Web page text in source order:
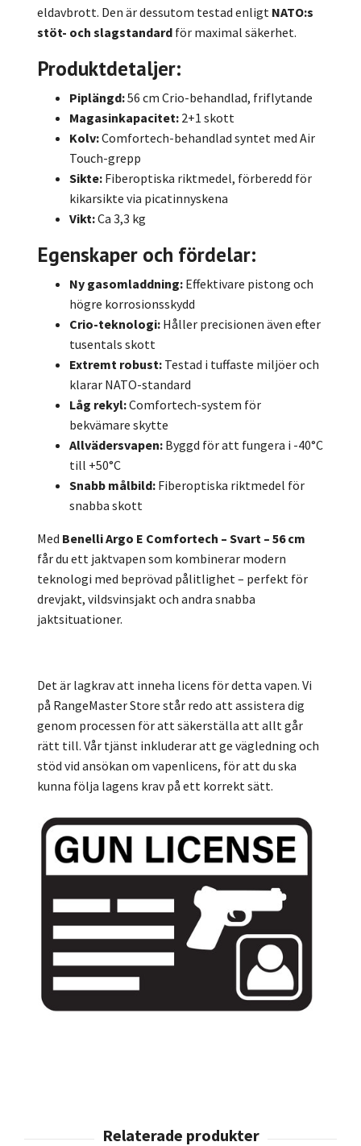
eldavbrott. Den är dessutom testad enligt NATO:s
stöt- och slagstandard för maximal säkerhet.
Produktdetaljer:
Piplängd:56 cm Crio-behandlad, friflytande
Magasinkapacitet: 2+1 skott
Kolv:Comfortech-behandlad syntet med Air
Touch-grepp
Sikte: Fiberoptiska riktmedel, förberedd för
kikarsikte via picatinnyskena
Vikt:Ca 3,3 kg
Egenskaper och fördelar:
Ny gasomladdning: Effektivare pistong och
högre korrosionsskydd
Crio-teknologi: Håller precisionen även efter
tusentals skott
Extremt robust: Testad i tuffaste miljöer och
klarar NATO-standard
Låg rekyl:Comfortech-system för
bekvämare skytte
Allvädersvapen: Byggd för att fungera i -40°C
till +50°C
Snabb målbild: Fiberoptiska riktmedel för
snabba skott
Med Benelli Argo E Comfortech – Svart – 56 cm
får du ett jaktvapen som kombinerar modern
teknologi med beprövad pålitlighet – perfekt för
drevjakt, vildsvinsjakt och andra snabba
jaktsituationer.
Det är lagkrav att inneha licens för detta vapen. Vi
på RangeMaster Store står redo att assistera dig
genom processen för att säkerställa att allt går
rätt till. Vår tjänst inkluderar att ge vägledning och
stöd vid ansökan om vapenlicens, för att du ska
kunna följa lagens krav på ett korrekt sätt.